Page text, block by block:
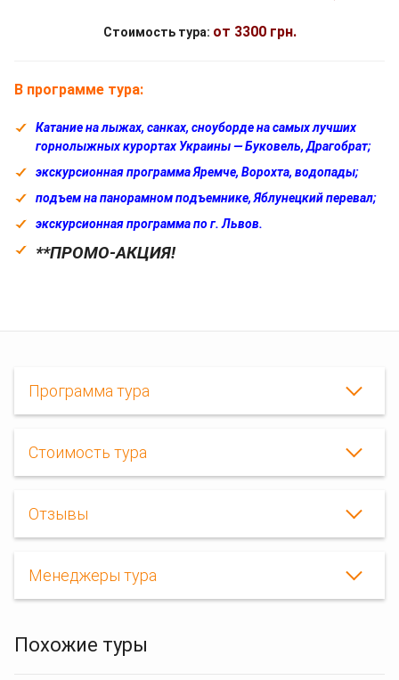
Стоимость тура: от 3300 грн.
В программе тура:
Катание на лыжах, санках, сноуборде на самых лучших
горнолыжных курортах Украины — Буковель, Драгобрат;
экскурсионная программа Яремче, Ворохта, водопады;
подъем на панорамном подъемнике, Яблунецкий перевал;
экскурсионная программа по г. Львов.
**ПРОМО-АКЦИЯ!
Программа тура
Стоимость тура
2021
буковели,горнолыжные
автобусные
Отзывы
Менеджеры тура
Похожие туры